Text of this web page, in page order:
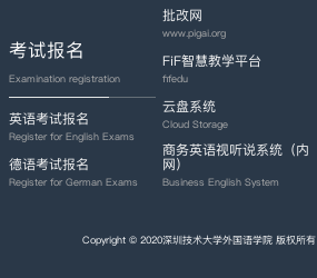
School of Foreign Languages (SFL)
批改网
www.pigai.org
FiF智慧教学平台
fifedu
云盘系统
Cloud Storage
商务英语视听说系统（内
网）
Business English System
考试报名
Examination registration
英语考试报名
Register for English Exams
德语考试报名
Register for German Exams
Copyright © 2020深圳技术大学外国语学院 版权所有